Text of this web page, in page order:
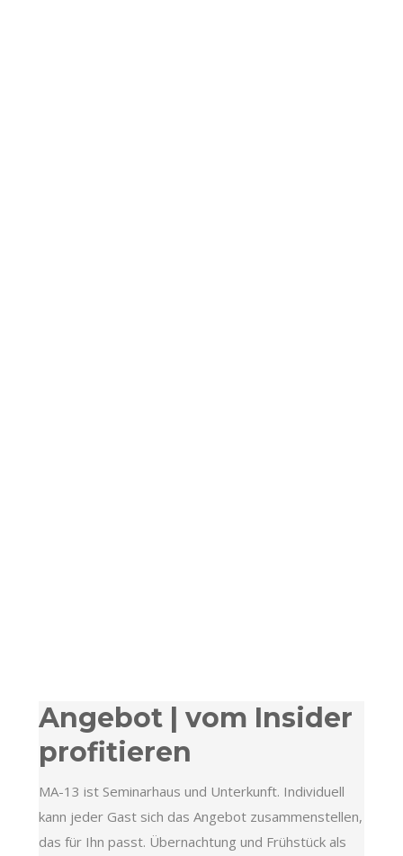
Angebot | vom Insider
profitieren
MA-13 ist Seminarhaus und Unterkunft. Individuell
kann jeder Gast sich das Angebot zusammenstellen,
das für Ihn passt. Übernachtung und Frühstück als